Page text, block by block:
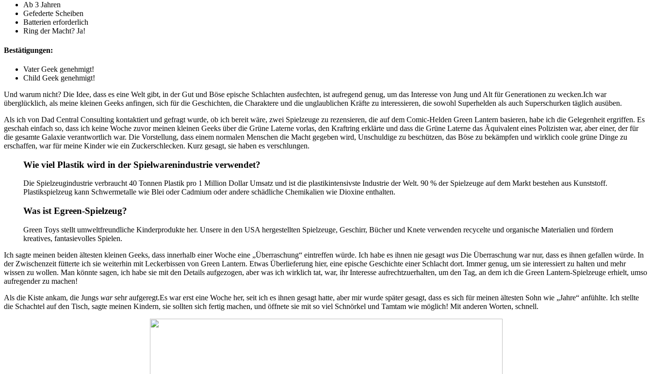
Ab 3 Jahren
Gefederte Scheiben
Batterien erforderlich
Ring der Macht? Ja!
Bestätigungen:
Vater Geek genehmigt!
Child Geek genehmigt!
Und warum nicht? Die Idee, dass es eine Welt gibt, in der Gut und Böse epische Schlachten ausfechten, ist aufregend genug, um das Interesse von Jung und Alt für Generationen zu wecken.Ich war
überglücklich, als meine kleinen Geeks anfingen, sich für die Geschichten, die Charaktere und die unglaublichen Kräfte zu interessieren, die sowohl Superhelden als auch Superschurken täglich ausüben.
Als ich von Dad Central Consulting kontaktiert und gefragt wurde, ob ich bereit wäre, zwei Spielzeuge zu rezensieren, die auf dem Comic-Helden Green Lantern basieren, habe ich die Gelegenheit ergriffen. Es
geschah einfach so, dass ich keine Woche zuvor meinen kleinen Geeks über die Grüne Laterne vorlas, den Kraftring erklärte und dass die Grüne Laterne das Äquivalent eines Polizisten war, aber einer, der für
die gesamte Galaxie verantwortlich war. Die Vorstellung, dass einem normalen Menschen die Macht gegeben wird, Unschuldige zu beschützen, das Böse zu bekämpfen und wirklich coole grüne Dinge zu
erschaffen, war für meine Kinder wie ein Zuckerschlecken. Kurz gesagt, sie haben es verschlungen.
Wie viel Plastik wird in der Spielwarenindustrie verwendet?
Die Spielzeugindustrie verbraucht 40 Tonnen Plastik pro 1 Million Dollar Umsatz und ist die plastikintensivste Industrie der Welt. 90 % der Spielzeuge auf dem Markt bestehen aus Kunststoff.
Plastikspielzeug kann Schwermetalle wie Blei oder Cadmium oder andere schädliche Chemikalien wie Dioxine enthalten.
Was ist Egreen-Spielzeug?
Green Toys stellt umweltfreundliche Kinderprodukte her. Unsere in den USA hergestellten Spielzeuge, Geschirr, Bücher und Knete verwenden recycelte und organische Materialien und fördern
kreatives, fantasievolles Spielen.
Ich sagte meinen beiden ältesten kleinen Geeks, dass innerhalb einer Woche eine „Überraschung“ eintreffen würde. Ich habe es ihnen nie gesagt was Die Überraschung war nur, dass es ihnen gefallen würde. In
der Zwischenzeit fütterte ich sie weiterhin mit Leckerbissen von Green Lantern. Etwas Überlieferung hier, eine epische Geschichte einer Schlacht dort. Immer genug, um sie interessiert zu halten und mehr
wissen zu wollen. Man könnte sagen, ich habe sie mit den Details aufgezogen, aber was ich wirklich tat, war, ihr Interesse aufrechtzuerhalten, um den Tag, an dem ich die Green Lantern-Spielzeuge erhielt, umso
aufregender zu machen!
Als die Kiste ankam, die Jungs warsehr aufgeregt.Es war erst eine Woche her, seit ich es ihnen gesagt hatte, aber mir wurde später gesagt, dass es sich für meinen ältesten Sohn wie „Jahre“ anfühlte. Ich stellte
die Schachtel auf den Tisch, sagte meinen Kindern, sie sollten sich fertig machen, und öffnete sie mit so viel Schnörkel und Tamtam wie möglich! Mit anderen Worten, schnell.